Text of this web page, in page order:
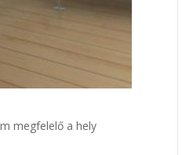
megfelelő a hely